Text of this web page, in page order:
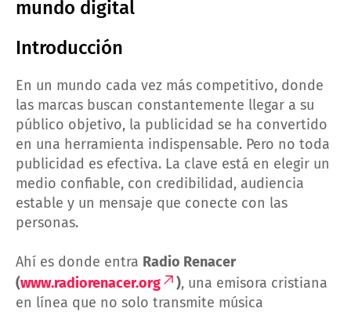
mundo digital
Introducción
En un mundo cada vez más competitivo, donde
las marcas buscan constantemente llegar a su
público objetivo, la publicidad se ha convertido
en una herramienta indispensable. Pero no toda
publicidad es efectiva. La clave está en elegir un
medio confiable, con credibilidad, audiencia
estable y un mensaje que conecte con las
personas.
Ahí es donde entra Radio Renacer
(www.radiorenacer.org ), una emisora cristiana
en línea que no solo transmite música